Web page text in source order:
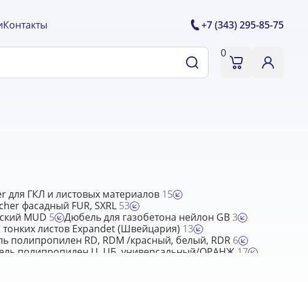
Контакты +7 (343) 295-85-75
0
для ГКЛ и листовых материалов 15
фасадный FUR, SXRL 53
MUD 5 Дюбель для газобетона нейлон GB3
листов Expandet (Швейцария) 13
полипропилен RD, RDM /красный, белый, RDR 6
полипропилен U, UБ, универсальный/ОРАНЖ 17